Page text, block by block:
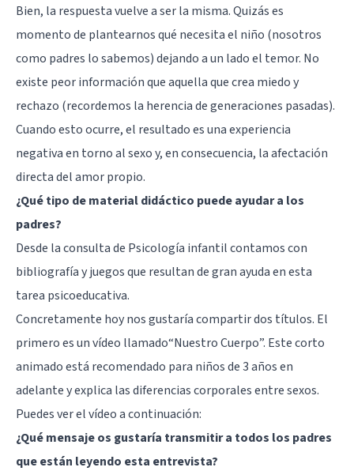
Bien, la respuesta vuelve a ser la misma. Quizás es
momento de plantearnos qué necesita el niño (nosotros
como padres lo sabemos) dejando a un lado el temor. No
existe peor información que aquella que crea miedo y
rechazo (recordemos la herencia de generaciones pasadas).
Cuando esto ocurre, el resultado es una experiencia
negativa en torno al sexo y, en consecuencia, la afectación
directa del amor propio.
¿Qué tipo de material didáctico puede ayudar a los
padres?
Desde la consulta de Psicología infantil contamos con
bibliografía y juegos que resultan de gran ayuda en esta
tarea psicoeducativa.
Concretamente hoy nos gustaría compartir dos títulos. El
primero es un vídeo llamado“Nuestro Cuerpo”. Este corto
animado está recomendado para niños de 3 años en
adelante y explica las diferencias corporales entre sexos.
Puedes ver el vídeo a continuación:
¿Qué mensaje os gustaría transmitir a todos los padres
que están leyendo esta entrevista?